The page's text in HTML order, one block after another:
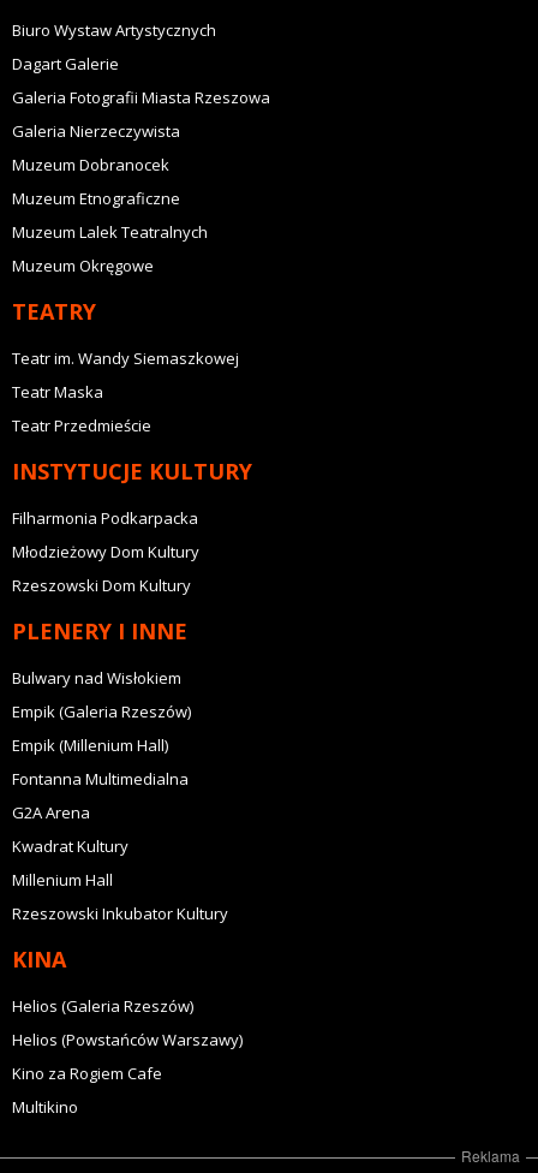
Biuro Wystaw Artystycznych
Dagart Galerie
Galeria Fotografii Miasta Rzeszowa
Galeria Nierzeczywista
Muzeum Dobranocek
Muzeum Etnograficzne
Muzeum Lalek Teatralnych
Muzeum Okręgowe
TEATRY
Teatr im. Wandy Siemaszkowej
Teatr Maska
Teatr Przedmieście
INSTYTUCJE KULTURY
Filharmonia Podkarpacka
Młodzieżowy Dom Kultury
Rzeszowski Dom Kultury
PLENERY I INNE
Bulwary nad Wisłokiem
Empik (Galeria Rzeszów)
Empik (Millenium Hall)
Fontanna Multimedialna
G2A Arena
Kwadrat Kultury
Millenium Hall
Rzeszowski Inkubator Kultury
KINA
Helios (Galeria Rzeszów)
Helios (Powstańców Warszawy)
Kino za Rogiem Cafe
Multikino
Reklama